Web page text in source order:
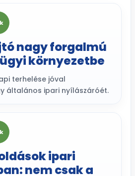
nagy forgalmú
környezetbe
terhelése jóval
általános ipari nyílászáróét.
ipari
nem csak a